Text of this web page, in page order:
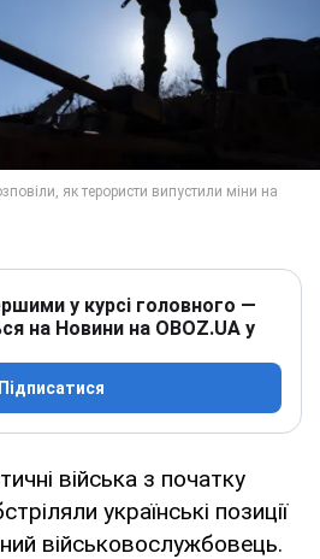
у курсі головного —
на Новини на OBOZ.UA у
Підписатися
війська з початку
українські позиції
військовослужбовець.